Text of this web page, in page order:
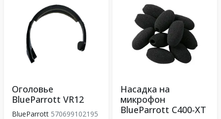
Оголовье
BlueParrott VR12
BlueParrott 570699102195
Насадка на
микрофон
BlueParrott C400-XT